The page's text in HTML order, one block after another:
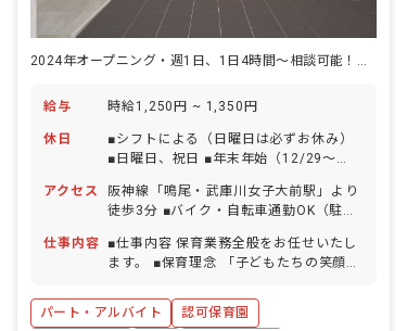
給与 時給1,250円 ~ 1,350円
休日
■シフトによる（日曜日は必ずお休み）
■日曜日、祝日 ■年末年始（12/29～
定日数を付与／半日単位での取得可） ■
慶弔休暇 ■産前産後・育児休暇（取得
率・復帰率ともに100％） ■介護・看護
休暇
アクセス
阪神線「鳴尾・武庫川女子大前駅」より
徒歩3分 ■バイク・自転車通勤OK（駐輪
仕事内容
■仕事内容 保育業務全般をお任せいたし
ます。 ■保育理念 「子どもたちの笑顔と
と、こどもたちの笑顔のため、そして豊
かな感性を育むため、深い愛情をもって
パート・アルバイト
認可保育園